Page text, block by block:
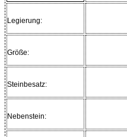
Legierung:
Größe:
Steinbesatz:
Nebenstein: